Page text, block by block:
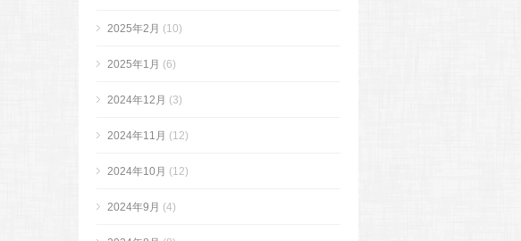
2025年2月 (10)
2025年1月 (6)
2024年12月 (3)
2024年11月 (12)
2024年10月 (12)
2024年9月 (4)